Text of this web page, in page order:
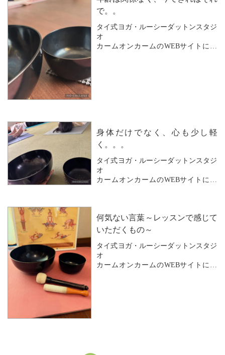
定期的に通われる方もいれば
その...
で。。
タイ式ヨガ・ルーシーダットンスタジ
オ
カームオンカームのWEBサイトにお
おひとりになった方のご都合ではあり
ませんので
グループレッスン料金のまま
...
身体だけでなく、心も少し軽
く。。。
タイ式ヨガ・ルーシーダットンスタジ
オ
カームオンカームのWEBサイトにお
続けられている期間が違う方が
ご一緒にレッスンを受けられることも
皆さん個人で続けられているからです
ね。
何気ない言葉～レッスンで感じて
いただくもの～
タイ式ヨガ・ルーシーダットンスタジ
オ
カームオンカームのWEBサイトにお